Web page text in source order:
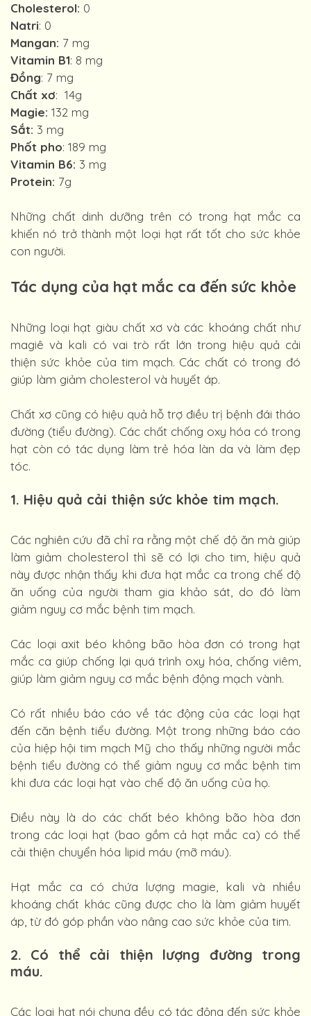
Cholesterol: 0
Natri: 0
Mangan: 7 mg
Vitamin B1: 8 mg
Đồng: 7 mg
Chất xơ: 14g
Magie: 132 mg
Sắt: 3 mg
Phốt pho: 189 mg
Vitamin B6: 3 mg
Protein: 7g
Những chất dinh dưỡng trên có trong hạt mắc ca
khiến nó trở thành một loại hạt rất tốt cho sức khỏe
con người.
Tác dụng của hạt mắc ca đến sức khỏe
Những loại hạt giàu chất xơ và các khoáng chất như
magiê và kali có vai trò rất lớn trong hiệu quả cải
thiện sức khỏe của tim mạch. Các chất có trong đó
giúp làm giảm cholesterol và huyết áp.
Chất xơ cũng có hiệu quả hỗ trợ điều trị bệnh đái tháo
đường (tiểu đường). Các chất chống oxy hóa có trong
hạt còn có tác dụng làm trẻ hóa làn da và làm đẹp
tóc.
1. Hiệu quả cải thiện sức khỏe tim mạch.
Các nghiên cứu đã chỉ ra rằng một chế độ ăn mà giúp
làm giảm cholesterol thì sẽ có lợi cho tim, hiệu quả
này được nhận thấy khi đưa hạt mắc ca trong chế độ
ăn uống của người tham gia khảo sát, do đó làm
giảm nguy cơ mắc bệnh tim mạch.
Các loại axit béo không bão hòa đơn có trong hạt
mắc ca giúp chống lại quá trình oxy hóa, chống viêm,
giúp làm giảm nguy cơ mắc bệnh động mạch vành.
Có rất nhiều báo cáo về tác động của các loại hạt
đến căn bệnh tiểu đường. Một trong những báo cáo
của hiệp hội tim mạch Mỹ cho thấy những người mắc
bệnh tiểu đường có thể giảm nguy cơ mắc bệnh tim
khi đưa các loại hạt vào chế độ ăn uống của họ.
Điều này là do các chất béo không bão hòa đơn
trong các loại hạt (bao gồm cả hạt mắc ca) có thể
cải thiện chuyển hóa lipid máu (mỡ máu).
Hạt mắc ca có chứa lượng magie, kali và nhiều
khoáng chất khác cũng được cho là làm giảm huyết
áp, từ đó góp phần vào nâng cao sức khỏe của tim.
2. Có thể cải thiện lượng đường trong
máu.
Các loại hạt nói chung đều có tác động đến sức khỏe